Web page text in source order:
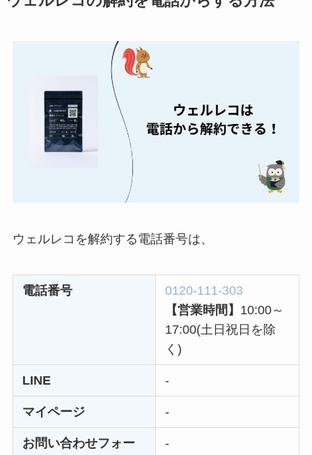
解約方法まとめ！契
ベストタイミングを
詳しく解説！
ユンス美容液の解約
まとめ！電話が繋が
なにわサプリ
なぜ解約できない？
電話以外に手続きす
る方法ある？
ニューZの解約まと
め！電話が繋がらな
い時の裏ワザ
解約できない？バロ
ウェルレコを解約する電話番号は、
電話番号
0120-111-303
【営業時間】 10:00～
17:00(土日祝日を除
く)
LINE -
マイページ -
お問い合わせフォー
-